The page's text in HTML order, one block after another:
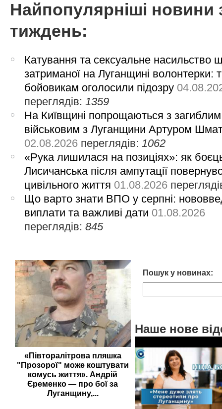
Найпопулярніші новини
тиждень:
Катування та сексуальне насильство
затриманої на Луганщині волонтерки:
бойовикам оголосили підозру
переглядів: 1359
На Київщині попрощаються з загиблим
військовим з Луганщини Артуром
02.08.2026 переглядів: 1062
«Рука лишилася на позиціях»: як
Лисичанська після ампутації
цивільного життя 01.08.2026
Що варто знати ВПО у серпні:
виплати та важливі дати 01.08.2026
переглядів:845
«Півторалітрова пляшка
"Прозорої" може коштувати
комусь життя». Андрій
Єременко — про бої за
Луганщину,...
Пошук у новинах:
Наше нове